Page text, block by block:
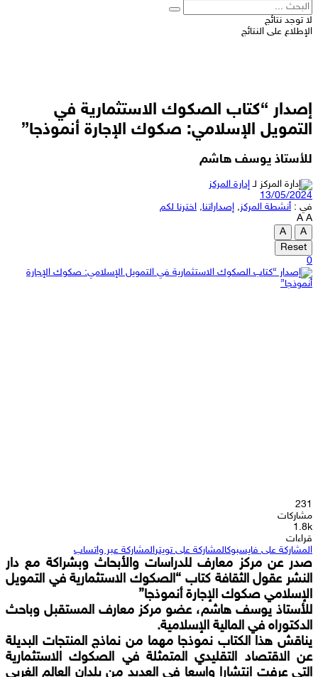
لا توجد نتائج
الإطلاع على النتائج
إصدار “كتاب الصكوك الاستثمارية في
التمويل الإسلامي: صكوك الإجارة أنموذجا”
للأستاذ يوسف هاشم
لـ إدارة المركز
13/05/2024
في : أنشطة المركز, إصداراتنا, اخترنا لكم
A A
A
A
Reset
0
231
مشاركات
1.8k
قراءات
المشاركة على فايسبوكالمشاركة على تويترالمشاركة عبر واتساب
صدر عن مركز معارف للدراسات والأبحاث وبشراكة مع دار
النشر عقول الثقافة كتاب “الصكوك الاستثمارية في التمويل
الإسلامي صكوك الإجارة أنموذجا”
للأستاذ يوسف هاشم، عضو مركز معارف المستقبل وباحث
الدكتوراه في المالية الإسلامية.
يناقش هذا الكتاب نموذجا مهما من نماذج المنتجات البديلة
عن الاقتصاد التقليدي المتمثلة في الصكوك الاستثمارية
التي عرفت انتشارا واسعا في العديد من بلدان العالم الغربي